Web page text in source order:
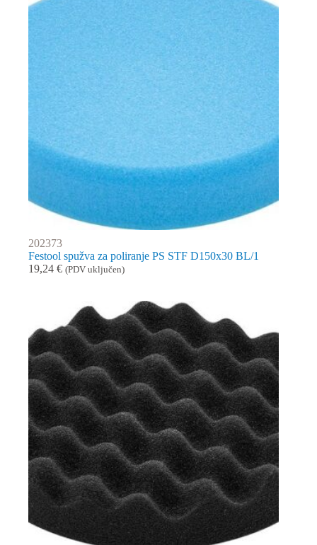
202373
Festool spužva za poliranje PS STF D150x30 BL/1
19,24 € (PDV uključen)